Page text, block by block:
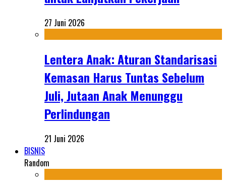
27 Juni 2026
Lentera Anak: Aturan Standarisasi
Kemasan Harus Tuntas Sebelum
Juli, Jutaan Anak Menunggu
Perlindungan
21 Juni 2026
BISNIS
Random